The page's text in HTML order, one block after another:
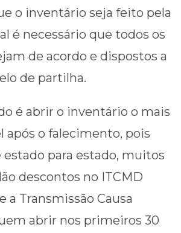
o inventário seja feito pela
é necessário que todos os
de acordo e dispostos a
de partilha.
é abrir o inventário o mais
após o falecimento, pois
estado para estado, muitos
descontos no ITCMD
a Transmissão Causa
abrir nos primeiros 30